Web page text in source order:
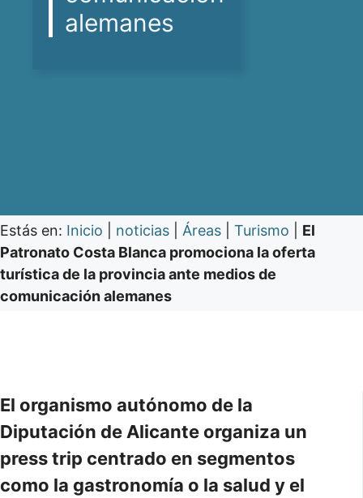
alemanes
Estás en: Inicio noticias Áreas Turismo
El
Patronato Costa Blanca promociona la oferta
turística de la provincia ante medios de
comunicación alemanes
El organismo autónomo de la
Diputación de Alicante organiza un
press trip centrado en segmentos
como la gastronomía o la salud y el